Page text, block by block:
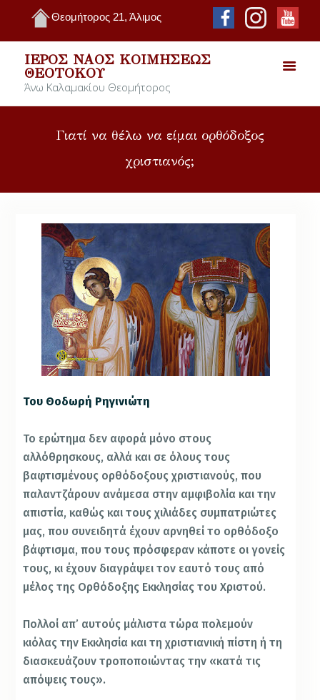
Θεομήτορος 21, Άλιμος
ΙΕΡΌΣ ΝΑΌΣ ΚΟΙΜΉΣΕΩΣ
ΘΕΟΤΌΚΟΥ
Άνω Καλαμακίου Θεομήτορος
Γιατί να θέλω να είμαι ορθόδοξος
χριστιανός;
Του Θοδωρή Ρηγινιώτη
Το ερώτημα δεν αφορά μόνο στους
αλλόθρησκους, αλλά και σε όλους τους
βαφτισμένους ορθόδοξους χριστιανούς, που
παλαντζάρουν ανάμεσα στην αμφιβολία και την
απιστία, καθώς και τους χιλιάδες συμπατριώτες
μας, που συνειδητά έχουν αρνηθεί το ορθόδοξο
βάφτισμα, που τους πρόσφεραν κάποτε οι γονείς
τους, κι έχουν διαγράψει τον εαυτό τους από
μέλος της Ορθόδοξης Εκκλησίας του Χριστού.
Πολλοί απ’ αυτούς μάλιστα τώρα πολεμούν
κιόλας την Εκκλησία και τη χριστιανική πίστη ή τη
διασκευάζουν τροποποιώντας την «κατά τις
απόψεις τους».